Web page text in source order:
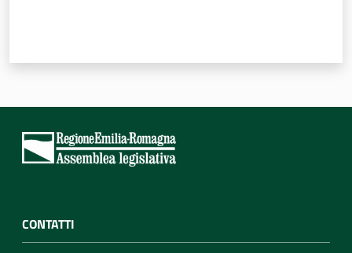
CONTATTI